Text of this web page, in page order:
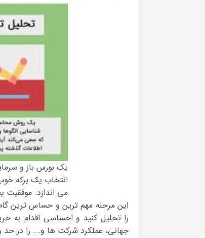
یک بورس باز و
انتخاب یک برکه
می اندازد. موفقیت
این مرحله مهم ترین و حساس ترین
را تحلیل کنید و احساسی اقدام به
جهانی، عملکرد شرکت ها و…. را در